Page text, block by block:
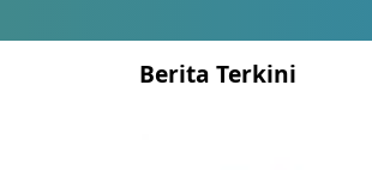
Berita Terkini